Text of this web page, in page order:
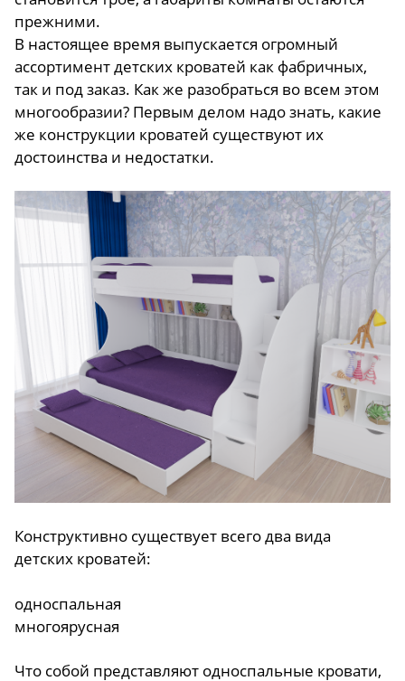
прежними.
В настоящее время выпускается огромный
ассортимент детских кроватей как фабричных,
так и под заказ. Как же разобраться во всем этом
многообразии? Первым делом надо знать, какие
же конструкции кроватей существуют их
достоинства и недостатки.
Конструктивно существует всего два вида
детских кроватей:
односпальная
многоярусная
Что собой представляют односпальные кровати,